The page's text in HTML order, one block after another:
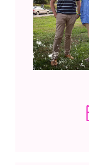
El efusivo
dice todo